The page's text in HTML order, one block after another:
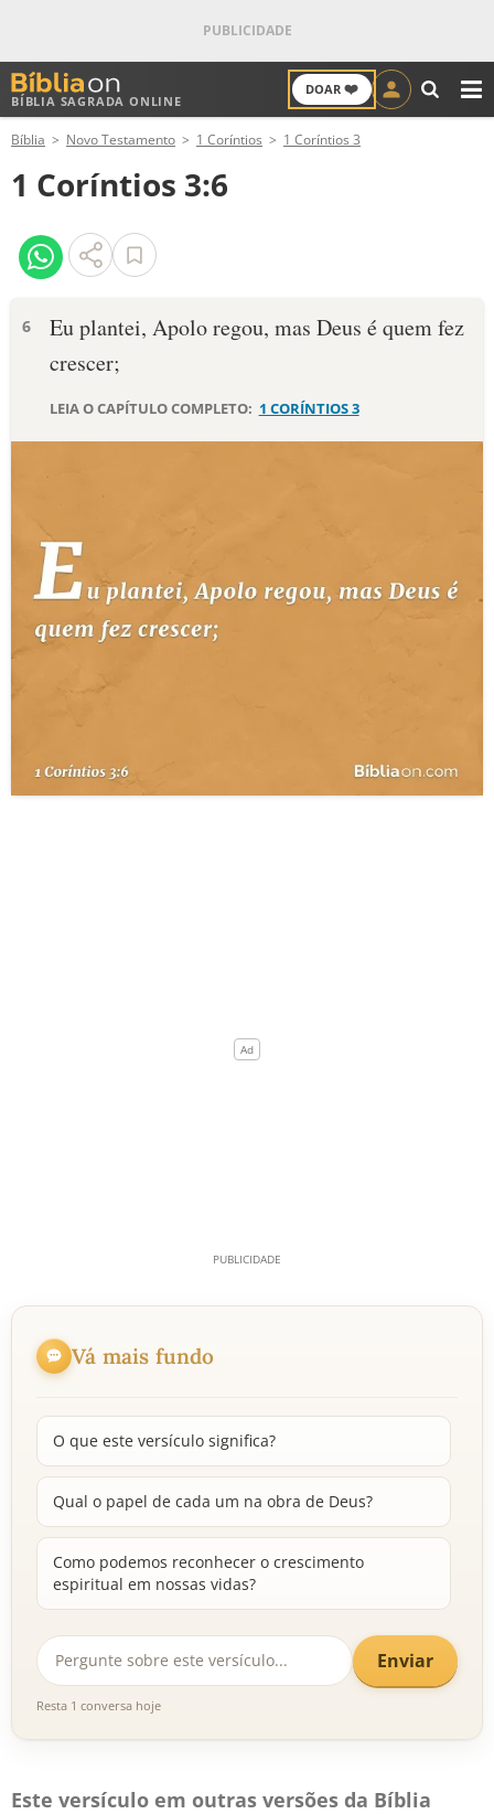
BÍBLIA SAGRADA ONLINE
DOAR ❤️
ANTIGO TESTAMENTO
NOVO TESTAMENTO
VERSÍCULOS
PALAVRA DO DIA
10 MANDAMENTOS
ESTUDOS BÍBLICOS
ESBOÇOS DE PREGAÇÃO
PERGUNTE À BÍBLIA
Bíblia Novo Testamento 1 Coríntios 1 Coríntios 3
1 Coríntios 3:6
6
Eu plantei, Apolo regou, mas Deus é quem fez
crescer;
LEIA O CAPÍTULO COMPLETO: 1 CORÍNTIOS 3
Vá mais fundo
O que este versículo significa?
Qual o papel de cada um na obra de Deus?
Como podemos reconhecer o crescimento
espiritual em nossas vidas?
Enviar
Resta 1 conversa hoje
Este versículo em outras versões da Bíblia